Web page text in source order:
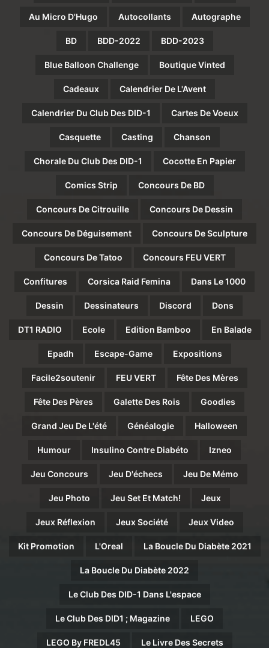
Au Micro D'Hugo Autocollants Autographe
BD BDD-2022 BDD-2023
Blue Balloon Challenge Boutique Vinted
Cadeaux Calendrier De L'Avent
Calendrier Du Club Des DID-1 Cartes De Voeux
Casquette Casting Chanson
Chorale Du Club Des DID-1 Cocotte En Papier
Comics Strip Concours De BD
Concours De Citrouille Concours De Dessin
Concours De Déguisement Concours De Sculpture
Concours De Tatoo Concours FEU VERT
Confitures Corsica Raid Femina Dans Le 1000
Dessin Dessinateurs Discord Dons
DT1 RADIO Ecole Edition Bamboo En Balade
Epadh Escape-Game Expositions
Facile2soutenir FEU VERT Fête Des Mères
Fête Des Pères Galette Des Rois Goodies
Grand Jeu De L'été Généalogie Halloween
Humour Insulino Contre Diabéto Izneo
Jeu Concours Jeu D'échecs Jeu De Mémo
Jeu Photo Jeu Set Et Match! Jeux
Jeux Réflexion Jeux Société Jeux Video
Kit Promotion L'Oreal La Boucle Du Diabète 2021
La Boucle Du Diabète 2022
Le Club Des DID-1 Dans L'espace
Le Club Des DID1 ; Magazine LEGO
LEGO By FREDL45 Le Livre Des Secrets